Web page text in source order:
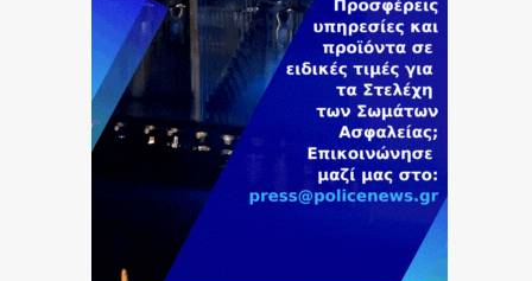
ΟΠΛΑ/ΕΞΟΠΛΙΣΜΟΣ
ΟΜΑΔΕΣ ΕΛ.ΑΣ.